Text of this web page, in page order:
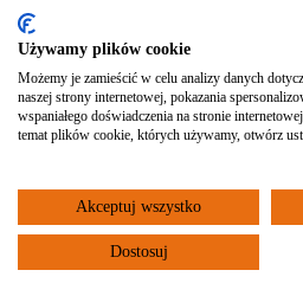
y
w
p
o
e
Używamy plików cookie
Możemy je zamieścić w celu analizy danych
naszej strony internetowej, pokazania
wspaniałego doświadczenia na stronie
temat plików cookie, których używamy, otwórz
Akceptuj wszystko
Dostosuj